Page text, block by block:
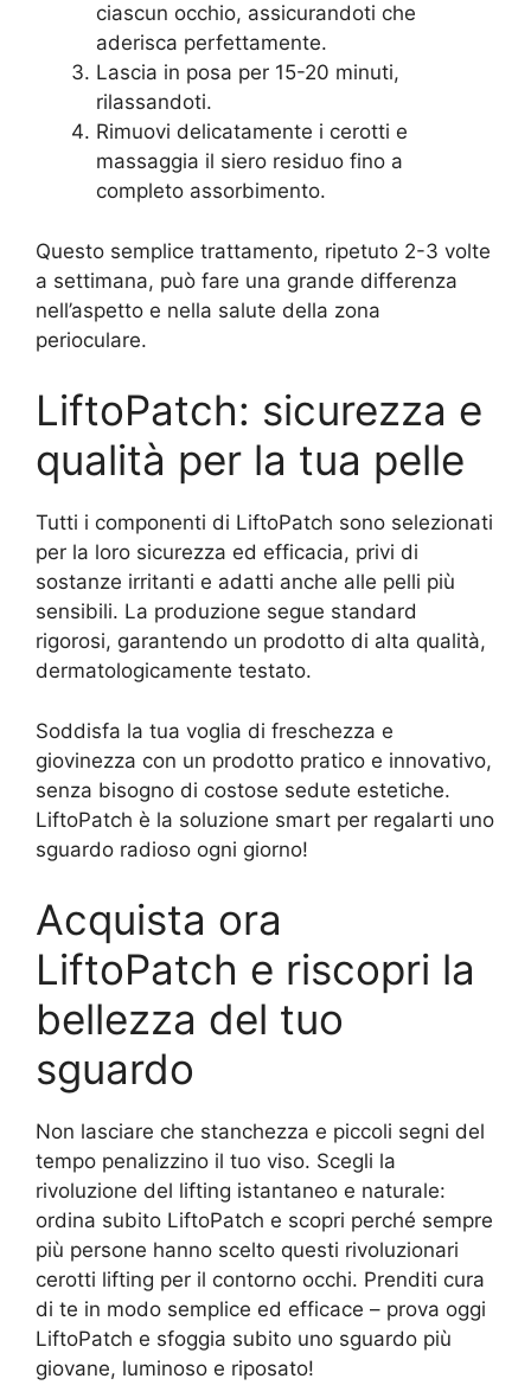
ciascun occhio, assicurandoti che
aderisca perfettamente.
Lascia in posa per 15-20 minuti,
rilassandoti.
Rimuovi delicatamente i cerotti e
massaggia il siero residuo fino a
completo assorbimento.
Questo semplice trattamento, ripetuto 2-3 volte
a settimana, può fare una grande differenza
nell’aspetto e nella salute della zona
perioculare.
LiftoPatch: sicurezza e
qualità per la tua pelle
Tutti i componenti di LiftoPatch sono selezionati
per la loro sicurezza ed efficacia, privi di
sostanze irritanti e adatti anche alle pelli più
sensibili. La produzione segue standard
rigorosi, garantendo un prodotto di alta qualità,
dermatologicamente testato.
Soddisfa la tua voglia di freschezza e
giovinezza con un prodotto pratico e innovativo,
senza bisogno di costose sedute estetiche.
LiftoPatch è la soluzione smart per regalarti uno
sguardo radioso ogni giorno!
Acquista ora
LiftoPatch e riscopri la
bellezza del tuo
sguardo
Non lasciare che stanchezza e piccoli segni del
tempo penalizzino il tuo viso. Scegli la
rivoluzione del lifting istantaneo e naturale:
ordina subito LiftoPatch e scopri perché sempre
più persone hanno scelto questi rivoluzionari
cerotti lifting per il contorno occhi. Prenditi cura
di te in modo semplice ed efficace – prova oggi
LiftoPatch e sfoggia subito uno sguardo più
giovane, luminoso e riposato!